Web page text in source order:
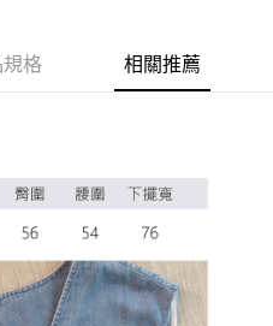
)免運費
規格 相關推薦